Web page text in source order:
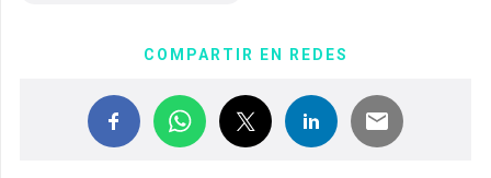
COMPARTIR EN REDES